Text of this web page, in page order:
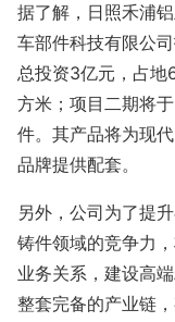
据了解，日照禾浦
车部件科技有限公
总投资3亿元，占地
方米；项目二期将
件。其产品将为现
品牌提供配套。
另外，公司为了提
铸件领域的竞争力
业务关系，建设高
整套完备的产业链